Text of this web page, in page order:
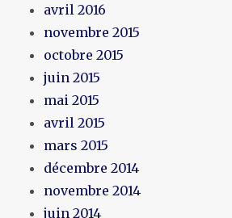
avril 2016
novembre 2015
octobre 2015
juin 2015
mai 2015
avril 2015
mars 2015
décembre 2014
novembre 2014
juin 2014